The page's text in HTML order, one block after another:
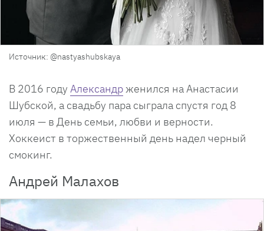
Источник: @nastyashubskaya
В 2016 году Александрженился на Анастасии
Шубской, а свадьбу пара сыграла спустя год 8
июля — в День семьи, любви и верности.
Хоккеист в торжественный день надел черный
смокинг.
Андрей Малахов